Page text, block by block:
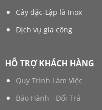
Cây đặc-Lập là Inox
Dịch vụ gia công
HỖ TRỢ KHÁCH HÀNG
Quy Trình Làm Việc
Bảo Hành - Đổi Trả